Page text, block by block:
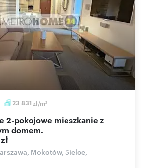
23 831 zł/m2
domem.
Mokotów, Sielce,